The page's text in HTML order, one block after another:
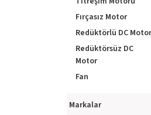
Fırçasız Motor
Redüktörlü DC Motor
Redüktörsüz DC
Motor
Fan
İneer Aktüatör
Markalar